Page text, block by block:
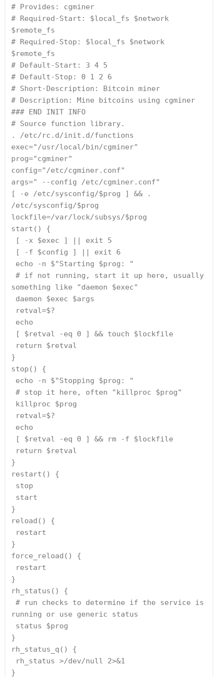
# Provides: cgminer
# Required-Start: $local_fs $network
$remote_fs
# Required-Stop: $local_fs $network
$remote_fs
# Default-Start: 3 4 5
# Default-Stop: 0 1 2 6
# Short-Description: Bitcoin miner
# Description: Mine bitcoins using cgminer
### END INIT INFO
# Source function library.
. /etc/rc.d/init.d/functions
exec="/usr/local/bin/cgminer"
prog="cgminer"
config="/etc/cgminer.conf"
args=" --config /etc/cgminer.conf"
[ -e /etc/sysconfig/$prog ] && .
/etc/sysconfig/$prog
lockfile=/var/lock/subsys/$prog
start() {
[ -x $exec ] || exit 5
[ -f $config ] || exit 6
echo -n $"Starting $prog: "
something like "daemon $exec"
daemon $exec $args
retval=$?
echo
[ $retval -eq 0 ] && touch $lockfile
return $retval
}
stop() {
echo -n $"Stopping $prog: "
# stop it here, often "killproc $prog"
killproc $prog
retval=$?
echo
[ $retval -eq 0 ] && rm -f $lockfile
return $retval
}
restart() {
stop
start
}
reload() {
restart
}
force_reload() {
restart
}
rh_status() {
running or use generic status
status $prog
}
rh_status_q() {
rh_status >/dev/null 2>&1
}